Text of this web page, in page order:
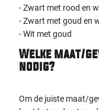
- Zwart met rood en
- Zwart met goud en
- Wit met goud
Welke maat/
nodig?
Om de juiste maat/